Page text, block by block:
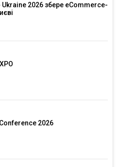
Ukraine 2026 збере eCommerce-
2026